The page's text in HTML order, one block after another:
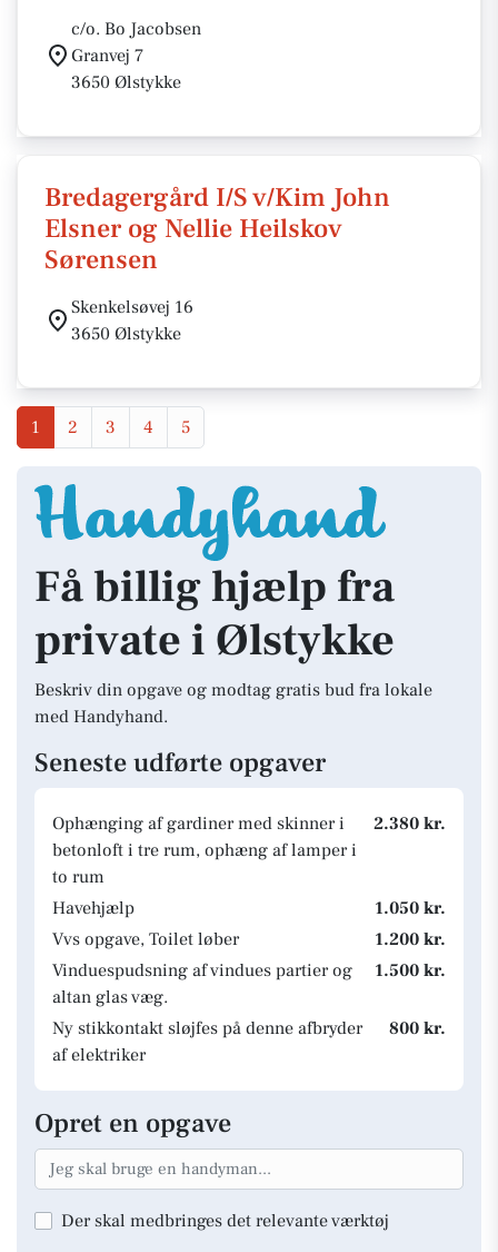
c/o. Bo Jacobsen
Granvej 7
3650 Ølstykke
Bredagergård I/S v/Kim John
Elsner og Nellie Heilskov
Sørensen
Skenkelsøvej 16
3650 Ølstykke
1 2 3 4 5
Få billig hjælp fra
private i Ølstykke
Beskriv din opgave og modtag gratis bud fra lokale
med Handyhand.
Seneste udførte opgaver
Ophænging af gardiner med skinner i
betonloft i tre rum, ophæng af lamper i
to rum
2.380 kr.
Havehjælp
1.050 kr.
Vvs opgave, Toilet løber
1.200 kr.
Vinduespudsning af vindues partier og
altan glas væg.
1.500 kr.
Ny stikkontakt sløjfes på denne afbryder
af elektriker
800 kr.
Opret en opgave
Der skal medbringes det relevante værktøj